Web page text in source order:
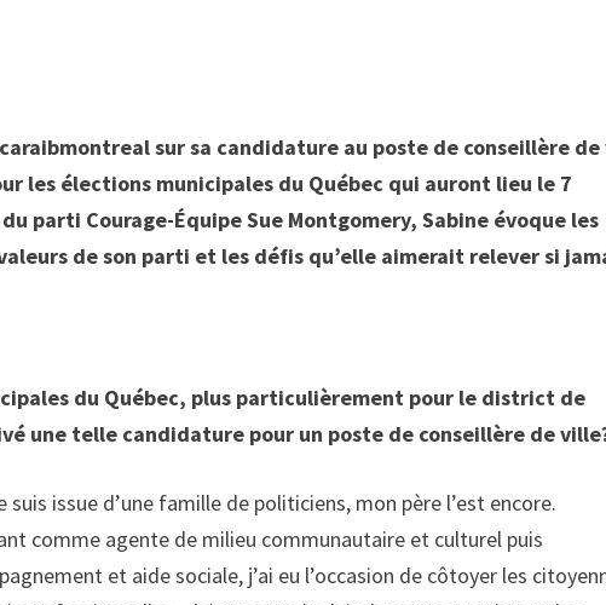
sur sa candidature au poste de conseillère
les élections municipales du Québec qui auront lieu le 7
parti Courage-Équipe Sue Montgomery, Sabine évoque les
de son parti et les défis qu’elle aimerait relever si
du Québec, plus particulièrement pour le district de
une telle candidature pour un poste de conseillère de
issue d’une famille de politiciens, mon père l’est encore.
comme agente de milieu communautaire et culturel puis
et aide sociale, j’ai eu l’occasion de côtoyer les